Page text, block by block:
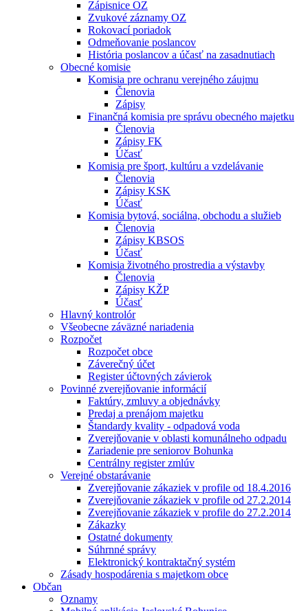
Zápisnice OZ
Zvukové záznamy OZ
Rokovací poriadok
Odmeňovanie poslancov
História poslancov a účasť na zasadnutiach
Obecné komisie
Komisia pre ochranu verejného záujmu
Členovia
Zápisy
Finančná komisia pre správu obecného majetku
Členovia
Zápisy FK
Účasť
Komisia pre šport, kultúru a vzdelávanie
Členovia
Zápisy KSK
Účasť
Komisia bytová, sociálna, obchodu a služieb
Členovia
Zápisy KBSOS
Účasť
Komisia životného prostredia a výstavby
Členovia
Zápisy KŽP
Účasť
Hlavný kontrolór
Všeobecne záväzné nariadenia
Rozpočet
Rozpočet obce
Záverečný účet
Register účtovných závierok
Povinné zverejňovanie informácií
Faktúry, zmluvy a objednávky
Predaj a prenájom majetku
Štandardy kvality - odpadová voda
Zverejňovanie v oblasti komunálneho odpadu
Zariadenie pre seniorov Bohunka
Centrálny register zmlúv
Verejné obstarávanie
Zverejňovanie zákaziek v profile od 18.4.2016
Zverejňovanie zákaziek v profile od 27.2.2014
Zverejňovanie zákaziek v profile do 27.2.2014
Zákazky
Ostatné dokumenty
Súhrnné správy
Elektronický kontraktačný systém
Zásady hospodárenia s majetkom obce
Občan
Oznamy